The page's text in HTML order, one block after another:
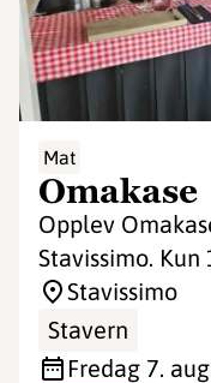
Mat
Omakase
Opplev
Stavissimo.
Stavissimo
Stavern
fredag 7.